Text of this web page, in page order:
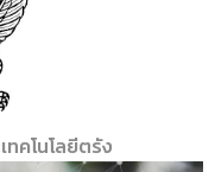
คโนโลยีตรัง